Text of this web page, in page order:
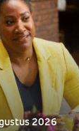
2026